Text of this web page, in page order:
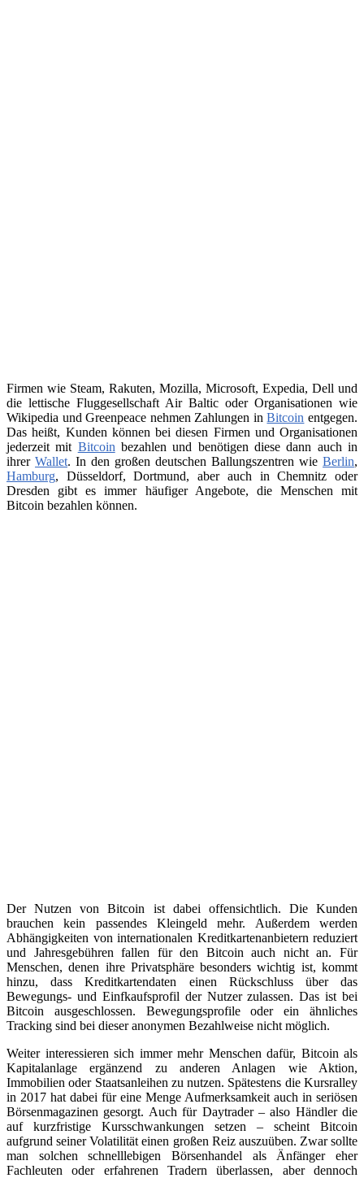
Firmen wie Steam, Rakuten, Mozilla, Microsoft, Expedia, Dell und
die lettische Fluggesellschaft Air Baltic oder Organisationen wie
Wikipedia und Greenpeace nehmen Zahlungen inBitcoin entgegen.
Das heißt, Kunden können bei diesen Firmen und Organisationen
jederzeit mit Bitcoin bezahlen und benötigen diese dann auch in
ihrer Wallet. In den großen deutschen Ballungszentren wie Berlin,
Hamburg, Düsseldorf, Dortmund, aber auch in Chemnitz oder
Dresden gibt es immer häufiger Angebote, die Menschen mit
Bitcoin bezahlen können.
Der Nutzen von Bitcoin ist dabei offensichtlich. Die Kunden
brauchen kein passendes Kleingeld mehr. Außerdem werden
Abhängigkeiten von internationalen Kreditkartenanbietern reduziert
und Jahresgebühren fallen für den Bitcoin auch nicht an. Für
Menschen, denen ihre Privatsphäre besonders wichtig ist, kommt
hinzu, dass Kreditkartendaten einen Rückschluss über das
Bewegungs- und Einfkaufsprofil der Nutzer zulassen. Das ist bei
Bitcoin ausgeschlossen. Bewegungsprofile oder ein ähnliches
Tracking sind bei dieser anonymen Bezahlweise nicht möglich.
Weiter interessieren sich immer mehr Menschen dafür, Bitcoin als
Kapitalanlage ergänzend zu anderen Anlagen wie Aktion,
Immobilien oder Staatsanleihen zu nutzen. Spätestens die Kursralley
in 2017 hat dabei für eine Menge Aufmerksamkeit auch in seriösen
Börsenmagazinen gesorgt. Auch für Daytrader – also Händler die
auf kurzfristige Kursschwankungen setzen – scheint Bitcoin
aufgrund seiner Volatilität einen großen Reiz auszuüben. Zwar sollte
man solchen schnelllebigen Börsenhandel als Änfänger eher
Fachleuten oder erfahrenen Tradern überlassen, aber dennoch